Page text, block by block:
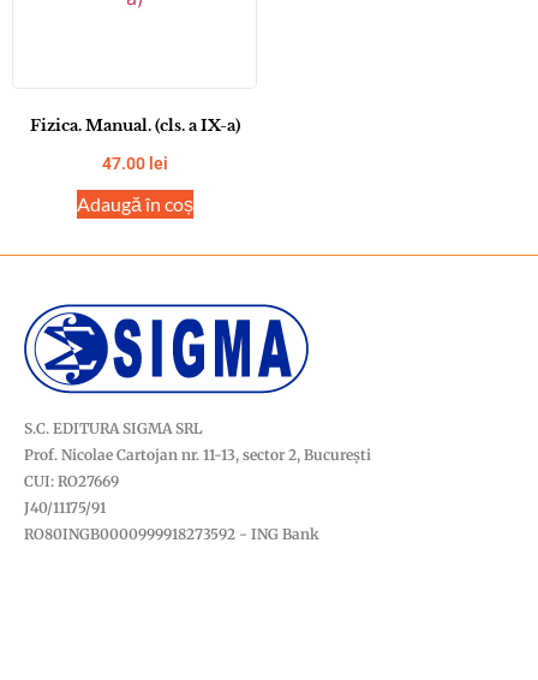
Fizica. Manual. (cls. a IX-a)
47.00 lei
Adaugă în coș
S.C. EDITURA SIGMA SRL
Prof. Nicolae Cartojan nr. 11-13, sector 2, București
CUI: RO27669
J40/11175/91
RO80INGB0000999918273592 - ING Bank